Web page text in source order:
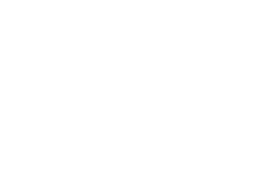
Ar fi pretins bani de la
cauză penală pornită pe